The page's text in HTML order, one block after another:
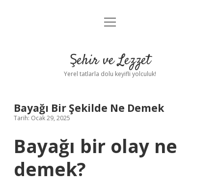
Anasayfa
Yasal Uyarı
menüyü
Şehir ve Lezzet
Yerel tatlarla dolu keyifli yolculuk!
Bayağı Bir Şekilde Ne Demek
Tarih: Ocak 29, 2025
Bayağı bir olay ne
demek?